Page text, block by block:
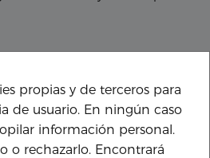
propias y de terceros para
de usuario. En ningún caso
información personal.
o rechazarlo. Encontrará